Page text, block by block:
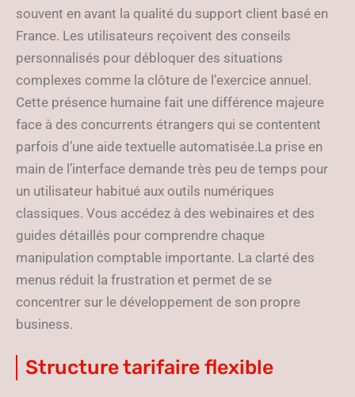
souvent en avant la qualité du support client basé en
France. Les utilisateurs reçoivent des conseils
personnalisés pour débloquer des situations
complexes comme la clôture de l’exercice annuel.
Cette présence humaine fait une différence majeure
face à des concurrents étrangers qui se contentent
parfois d’une aide textuelle automatisée.La prise en
main de l’interface demande très peu de temps pour
un utilisateur habitué aux outils numériques
classiques. Vous accédez à des webinaires et des
guides détaillés pour comprendre chaque
manipulation comptable importante. La clarté des
menus réduit la frustration et permet de se
concentrer sur le développement de son propre
business.
Structure tarifaire flexible